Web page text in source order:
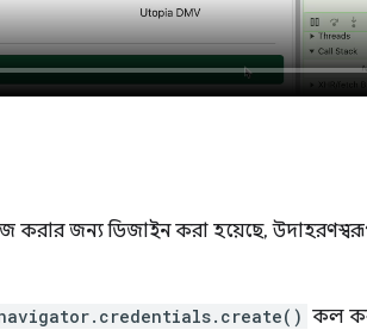
করার জন্য ডিজাইন করা হয়েছে,
কল